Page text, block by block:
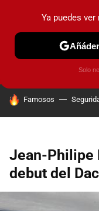
PRUEBAS
HOY SE HABLA DE
Famosos
Jean-Philipe
debut del
Ya puedes
Solo